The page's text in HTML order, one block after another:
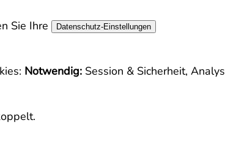
Sie Ihre
Datenschutz-Einstellungen
Notwendig: Session & Sicherheit,